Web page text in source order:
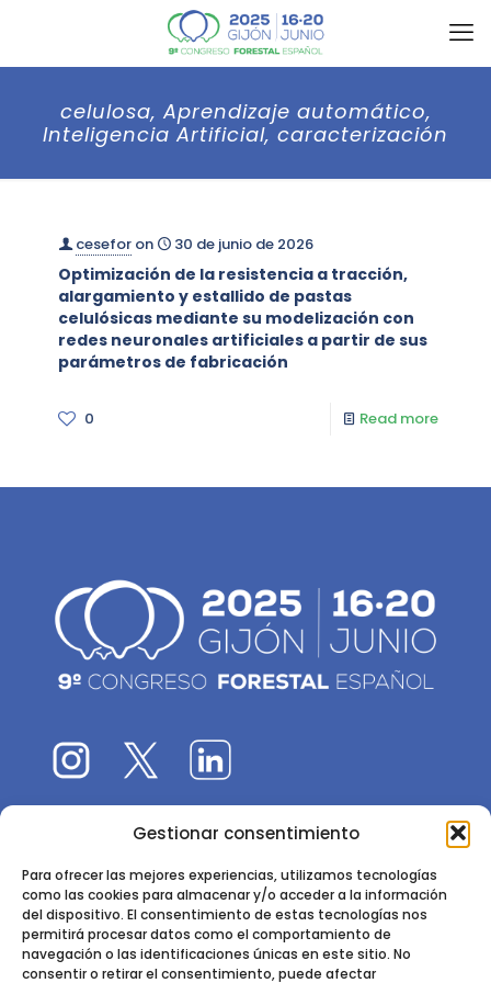
Gestionar consentimiento
Para ofrecer las mejores experiencias, utilizamos tecnologías
como las cookies para almacenar y/o acceder a la información
del dispositivo. El consentimiento de estas tecnologías nos
permitirá procesar datos como el comportamiento de
navegación o las identificaciones únicas en este sitio. No
consentir o retirar el consentimiento, puede afectar
celulosa, Aprendizaje automático,
Inteligencia Artificial, caracterización
cesefor on 30 de junio de 2026
Optimización de la resistencia a tracción,
alargamiento y estallido de pastas
celulósicas mediante su modelización con
redes neuronales artificiales a partir de sus
parámetros de fabricación
0 Read more
El 9CFE es una actividad promovida por laSociedad
Instituto de Ciencias Forestales, INIA-CSIC
Ctra. de la Coruña km 7,5 - 28040 Madrid